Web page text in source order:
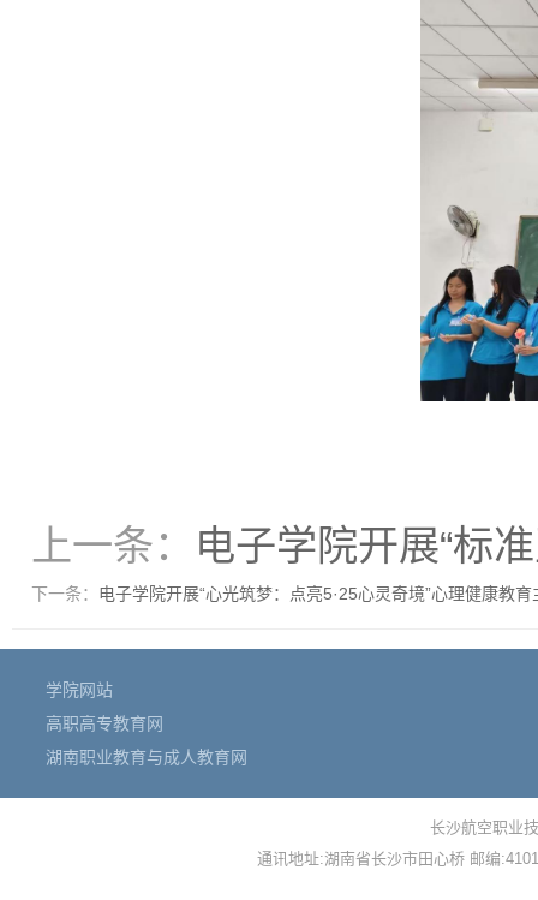
上一条： 电子学院开展“标
下一条： 电子学院开展“心光筑梦：点亮5·25心灵奇境”心理健康教育
学院网站
高职高专教育网
湖南职业教育与成人教育网
长沙航空职业
通讯地址:湖南省长沙市田心桥 邮编